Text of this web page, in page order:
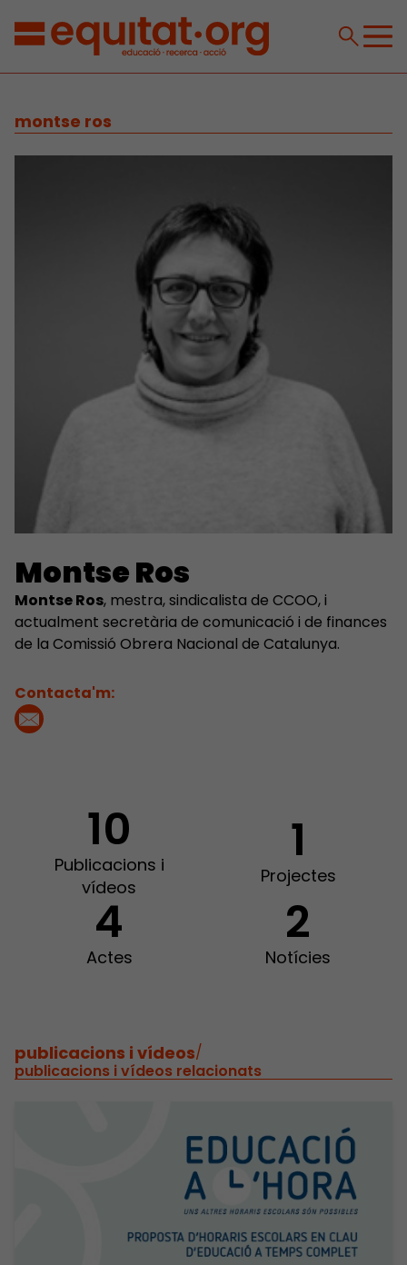
montse ros
Montse Ros
Montse Ros, mestra, sindicalista de CCOO, i
actualment secretària de comunicació i de finances
de la Comissió Obrera Nacional de Catalunya.
Contacta'm:
10
Publicacions i
vídeos
1
Projectes
4
Actes
2
Notícies
publicacions i vídeos/
publicacions i vídeos relacionats